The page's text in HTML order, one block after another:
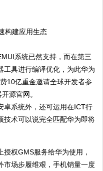
系统已然支持，而在第三
工具进行编译优化，为此华为
10亿重金邀请全球开发者参
源官网。
卓系统外，还可运用在ICT行
技术可以说完全匹配华为即将
权GMS服务给华为使用，
市场步履维艰，手机销量一度